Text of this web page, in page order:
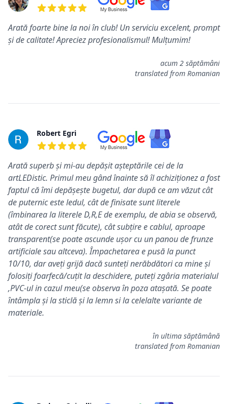
Arată foarte bine la noi în club! Un serviciu excelent, prompt
și de calitate! Apreciez profesionalismul! Mulțumim!
acum 2 săptămâni
translated from Romanian
Robert Egri
Arată superb și mi-au depășit așteptările cei de la
artLEDistic. Primul meu gând înainte să îl achiziționez a fost
faptul că îmi depășește bugetul, dar după ce am văzut cât
de puternic este ledul, cât de finisate sunt literele
(îmbinarea la literele D,R,E de exemplu, de abia se observă,
atât de corect sunt făcute), cât subțire e cablul, aproape
transparent(se poate ascunde ușor cu un panou de frunze
artificiale sau altceva). Împachetarea e pusă la punct
10/10, dar aveți grijă dacă sunteți nerăbdători ca mine și
folosiți foarfecă/cuțit la deschidere, puteți zgâria materialul
,PVC-ul in cazul meu(se observa în poza atașată. Se poate
întâmpla și la sticlă și la lemn si la celelalte variante de
materiale.
în ultima săptămână
translated from Romanian